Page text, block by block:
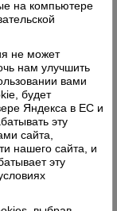
чужды
— а
Сергей
еще большое
цыплята.
—
и
Не каждый
на компьютере
не может
нам улучшить
вами
будет
Яндекса в ЕС и
эту
сайта,
нашего сайта, и
эту